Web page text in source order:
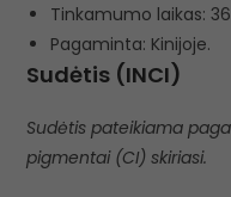
Tinkamumo laikas:
Pagaminta: Kinijoje.
Sudėtis (INCI)
Sudėtis pateikiama
pigmentai (CI) skiriasi.